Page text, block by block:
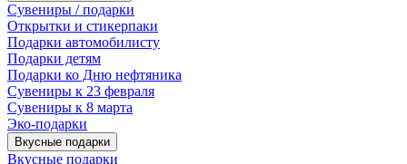
Сувениры / подарки
Открытки и стикерпаки
Подарки автомобилисту
Подарки детям
Подарки ко Дню нефтяника
Сувениры к 23 февраля
Сувениры к 8 марта
Эко-подарки
Вкусные подарки
Вкусные подарки